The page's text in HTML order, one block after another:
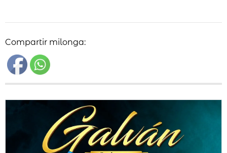
Compartir milonga: